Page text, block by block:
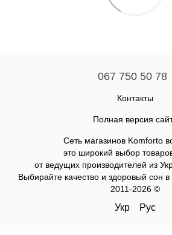
067 750 50 78
Контакты
Полная версия
Сеть магазинов Komforto
это широкий выбор
от ведущих производителей из
Выбирайте качество и здоровый сон
2011-2026 ©
Укр Рус